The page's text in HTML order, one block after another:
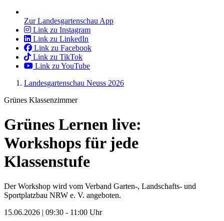
Zur Landesgartenschau App
Link zu Instagram
Link zu LinkedIn
Link zu Facebook
Link zu TikTok
Link zu YouTube
Landesgartenschau Neuss 2026
Grünes Klassenzimmer
Grünes Lernen live:
Workshops für jede
Klassenstufe
Der Workshop wird vom Verband Garten-, Landschafts- und
Sportplatzbau NRW e. V. angeboten.
15.06.2026 | 09:30 - 11:00 Uhr